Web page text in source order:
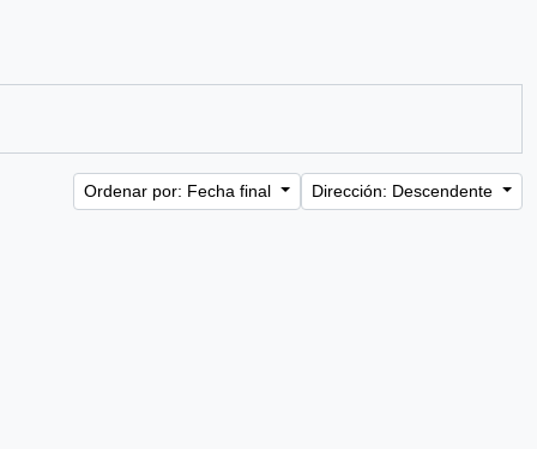
Ordenar por: Fecha final Dirección: Descendente